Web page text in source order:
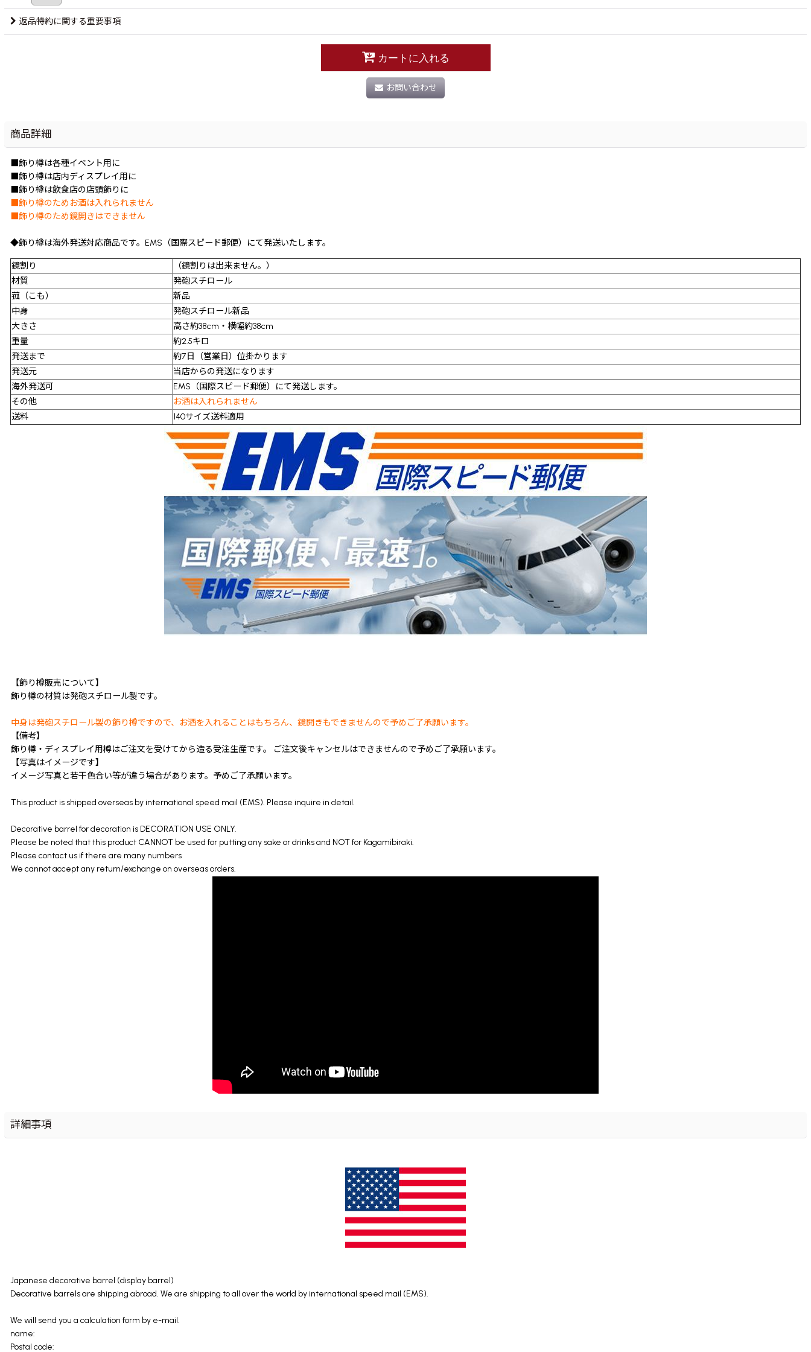
返品特約に関する重要事項
カートに入れる
お問い合わせ
商品詳細
■飾り樽は各種イベント用に
■飾り樽は店内ディスプレイ用に
■飾り樽は飲食店の店頭飾りに
■飾り樽のためお酒は入れられません
■飾り樽のため鏡開きはできません
◆飾り樽は海外発送対応商品です。EMS（国際スピード郵便）にて発送いたします。
鏡割り
（鏡割りは出来ません。）
材質
発砲スチロール
菰（こも）
新品
中身
発砲スチロール新品
大きさ
高さ約38cm・横幅約38cm
重量
約2.5キロ
発送まで
約7日（営業日）位掛かります
発送元
当店からの発送になります
海外発送可
EMS（国際スピード郵便）にて発送します。
その他
お酒は入れられません
送料
140サイズ送料適用
【飾り樽販売について】
飾り樽の材質は発砲スチロール製です。
中身は発砲スチロール製の飾り樽ですので、お酒を入れることはもちろん、鏡開きもできませんので予めご了承願います。
【備考】
飾り樽・ディスプレイ用樽はご注文を受けてから造る受注生産です。 ご注文後キャンセルはできませんので予めご了承願います。
【写真はイメージです】
イメージ写真と若干色合い等が違う場合があります。予めご了承願います。
This product is shipped overseas by international speed mail (EMS). Please inquire in detail.
Decorative barrel for decoration is DECORATION USE ONLY.
Please be noted that this product CANNOT be used for putting any sake or drinks and NOT for Kagamibiraki.
Please contact us if there are many numbers
We cannot accept any return/exchange on overseas orders.
詳細事項
Japanese decorative barrel (display barrel)
Decorative barrels are shipping abroad. We are shipping to all over the world by international speed mail (EMS).
We will send you a calculation form by e-mail.
name:
Postal code: